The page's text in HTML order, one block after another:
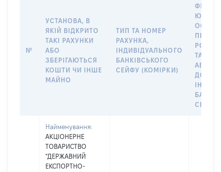
№
УСТАНОВА, В
ЯКІЙ ВІДКРИТО
ТАКІ РАХУНКИ
АБО
ЗБЕРІГАЮТЬСЯ
КОШТИ ЧИ ІНШЕ
МАЙНО
ТИП ТА НОМЕР
РАХУНКА,
ІНДИВІДУАЛЬНОГО
БАНКІВСЬКОГО
СЕЙФУ (КОМІРКИ)
ПРАВО
ТАКИМ
АБО
ДО
СЕЙФУ
Найменування:
АКЦІОНЕРНЕ
ТОВАРИСТВО
"ДЕРЖАВНИЙ
ЕКСПОРТНО-